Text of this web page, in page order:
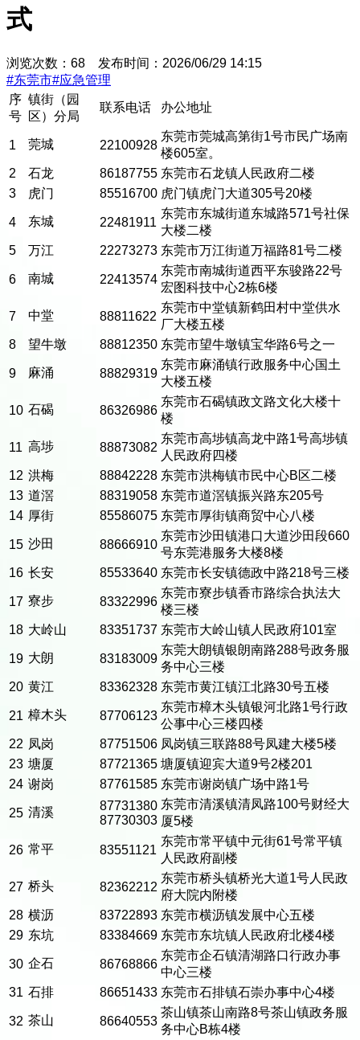
式
浏览次数： 68 发布时间： 2026/06/29 14:15
#东莞市#应急管理
序
号
镇街（园
区）分局
联系电话 办公地址
1 莞城 22100928
东莞市莞城高第街1号市民广场南
楼605室。
2
石龙 86187755 东莞市石龙镇人民政府二楼
3
虎门 85516700 虎门镇虎门大道305号20楼
4 东城 22481911
东莞市东城街道东城路571号社保
大楼二楼
5
万江 22273273 东莞市万江街道万福路81号二楼
6 南城 22413574
东莞市南城街道西平东骏路22号
宏图科技中心2栋6楼
7 中堂 88811622
东莞市中堂镇新鹤田村中堂供水
厂大楼五楼
8
望牛墩 88812350 东莞市望牛墩镇宝华路6号之一
9 麻涌 88829319
东莞市麻涌镇行政服务中心国土
大楼五楼
10 石碣 86326986
东莞市石碣镇政文路文化大楼十
楼
11 高埗 88873082
东莞市高埗镇高龙中路1号高埗镇
人民政府四楼
12 洪梅 88842228 东莞市洪梅镇市民中心B区二楼
13 道滘 88319058 东莞市道滘镇振兴路东205号
14 厚街 85586075 东莞市厚街镇商贸中心八楼
15 沙田 88666910
东莞市沙田镇港口大道沙田段660
号东莞港服务大楼8楼
16 长安 85533640 东莞市长安镇德政中路218号三楼
17 寮步 83322996
东莞市寮步镇香市路综合执法大
楼三楼
18 大岭山 83351737 东莞市大岭山镇人民政府101室
19 大朗 83183009
东莞大朗镇银朗南路288号政务服
务中心三楼
20 黄江 83362328 东莞市黄江镇江北路30号五楼
21 樟木头 87706123
东莞市樟木头镇银河北路1号行政
公事中心三楼四楼
22 凤岗 87751506 凤岗镇三联路88号凤建大楼5楼
23 塘厦 87721365 塘厦镇迎宾大道9号2楼201
24 谢岗 87761585 东莞市谢岗镇广场中路1号
25 清溪
87731380
87730303
东莞市清溪镇清凤路100号财经大
厦5楼
26 常平 83551121
东莞市常平镇中元街61号常平镇
人民政府副楼
27 桥头 82362212
东莞市桥头镇桥光大道1号人民政
府大院内附楼
28 横沥 83722893 东莞市横沥镇发展中心五楼
29 东坑 83384669 东莞市东坑镇人民政府北楼4楼
30 企石 86768866
东莞市企石镇清湖路口行政办事
中心三楼
31 石排 86651433 东莞市石排镇石崇办事中心4楼
32 茶山 86640553
茶山镇茶山南路8号茶山镇政务服
务中心B栋4楼